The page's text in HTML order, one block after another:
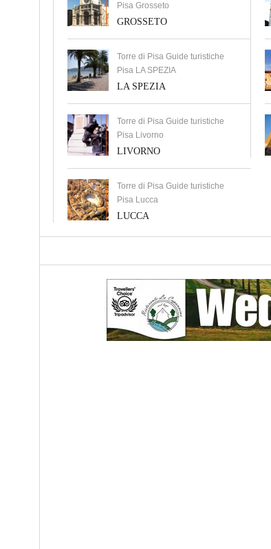
Pisa Grosseto
GROSSETO
Torre di Pisa Guide turistiche
Pisa LA SPEZIA
LA SPEZIA
Torre di Pisa Guide turistiche
Pisa Livorno
LIVORNO
Torre di Pisa Guide turistiche
Pisa Lucca
LUCCA